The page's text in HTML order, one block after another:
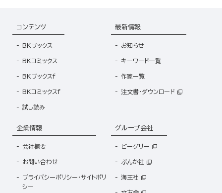
コンテンツ
BKブックス
BKコミックス
BKブックスf
BKコミックスf
試し読み
最新情報
お知らせ
キーワード一覧
作家一覧
注文書・ダウンロード
企業情報
会社概要
お問い合わせ
プライバシーポリシー・サイトポリ
シー
グループ会社
ビーグリー
ぶんか社
海王社